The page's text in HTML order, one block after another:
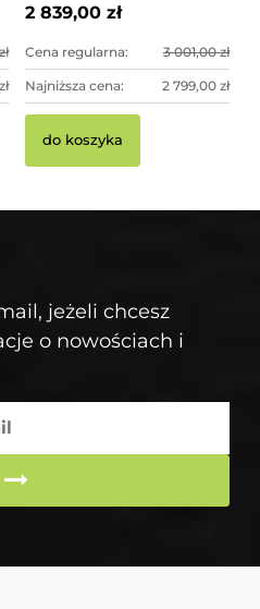
2 839,00 zł
Cena regularna: 3 001,00 zł
Najniższa cena: 2 799,00 zł
do koszyka
jeżeli chcesz
o nowościach i